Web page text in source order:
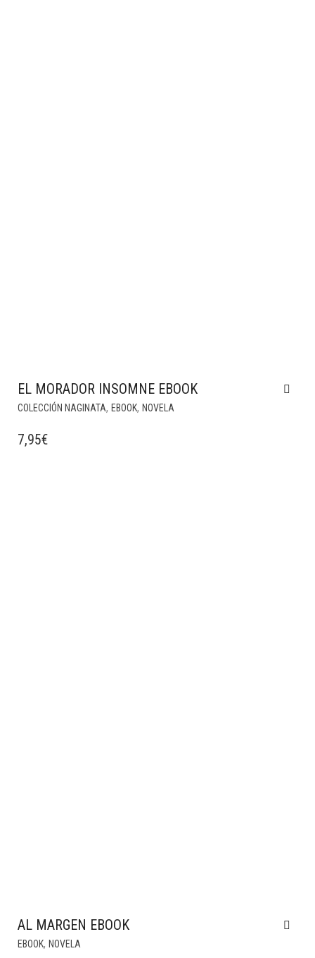
EL MORADOR INSOMNE EBOOK
COLECCIÓN NAGINATA, EBOOK, NOVELA
7,95€
AL MARGEN EBOOK
EBOOK, NOVELA